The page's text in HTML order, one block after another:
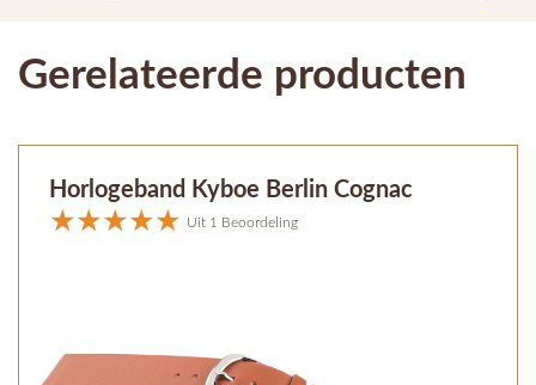
Gerelateerde producten
Horlogeband Kyboe Berlin Cognac
Uit 1 Beoordeling